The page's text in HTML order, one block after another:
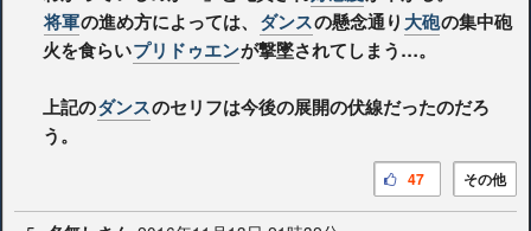
将軍の進め方によっては、 ダンスの懸念通り 大砲の集中砲
火を食らいプリドゥエンが撃墜されてしまう…。
上記のダンスのセリフは今後の展開の伏線だったのだろ
う。
その他
47